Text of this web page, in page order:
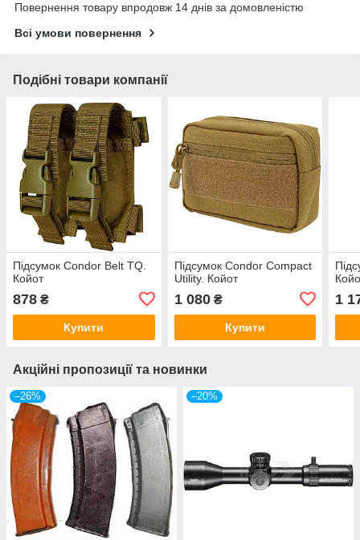
Повернення товару впродовж 14 днів за домовленістю
Всі умови повернення
Подібні товари компанії
Підсумок Condor Belt TQ.
Койот
878 ₴
Купити
Підсумок Condor Compact
Utility. Койот
1 080₴
Купити
1
Акційні пропозиції та новинки
–26% –20%